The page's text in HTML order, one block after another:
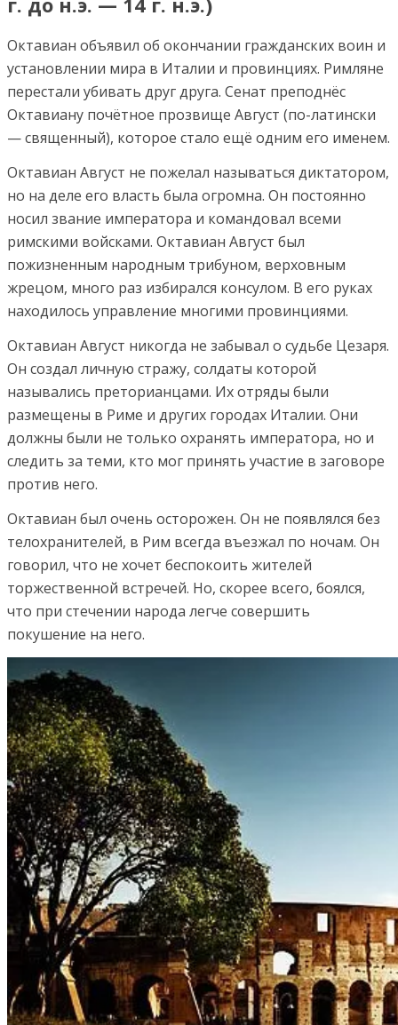
Октавиан объявил об окончании гражданских воин и
установлении мира в Италии и провинциях. Римляне
перестали убивать друг друга. Сенат преподнёс
Октавиану почётное прозвище Август (по-латински
— священный), которое стало ещё одним его именем.
Октавиан Август не пожелал называться диктатором,
но на деле его власть была огромна. Он постоянно
носил звание императора и командовал всеми
римскими войсками. Октавиан Август был
пожизненным народным трибуном, верховным
жрецом, много раз избирался консулом. В его руках
находилось управление многими провинциями.
Октавиан Август никогда не забывал о судьбе Цезаря.
Он создал личную стражу, солдаты которой
назывались преторианцами. Их отряды были
размещены в Риме и других городах Италии. Они
должны были не только охранять императора, но и
следить за теми, кто мог принять участие в заговоре
против него.
Октавиан был очень осторожен. Он не появлялся без
телохранителей, в Рим всегда въезжал по ночам. Он
говорил, что не хочет беспокоить жителей
торжественной встречей. Но, скорее всего, боялся,
что при стечении народа легче совершить
покушение на него.